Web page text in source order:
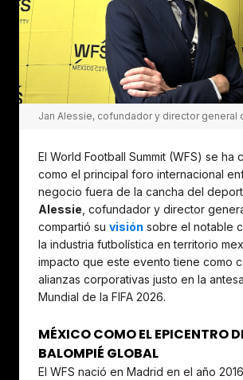
Jan Alessie, cofundador y director general
El World Football Summit (WFS) se ha
como el principal foro internacional
negocio fuera de la cancha del
Alessie, cofundador y director
compartió su visión sobre el notable
la industria futbolística en territorio
impacto que este evento tiene como
alianzas corporativas justo en la
Mundial de la FIFA 2026.
MÉXICO COMO EL EPICENTRO
BALOMPIÉ GLOBAL
El WFS nació en Madrid en el año